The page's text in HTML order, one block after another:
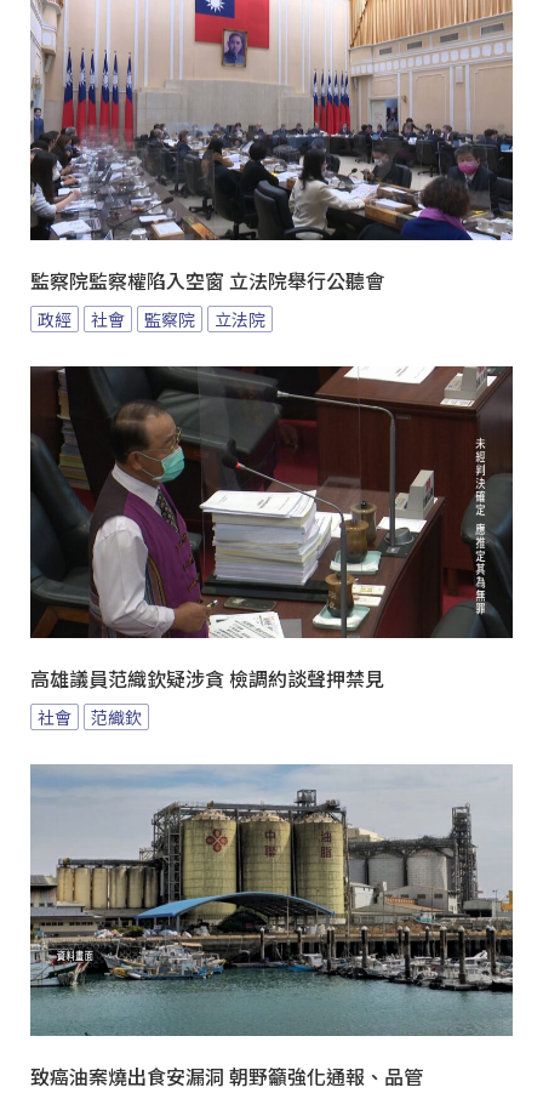
監察院監察權陷入空窗 立法院舉行公聽會
政經 社會 監察院 立法院
高雄議員范織欽疑涉貪 檢調約談聲押禁見
社會 范織欽
致癌油案燒出食安漏洞 朝野籲強化通報、品管